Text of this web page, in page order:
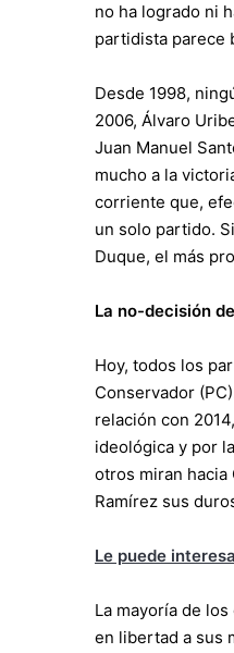
no ha logrado ni
partidista parece
Desde 1998,
2006, Álvaro
Juan Manuel
mucho a la
corriente que,
un solo partido.
Duque, el más
La no-decisión
Hoy, todos los
Conservador
relación con
ideológica y por
otros miran hacia
Ramírez sus
Le puede
La mayoría de
en libertad a sus